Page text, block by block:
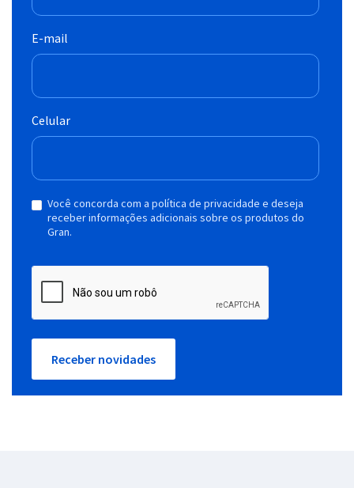
E-mail
Celular
Você concorda com a política de privacidade e deseja
receber informações adicionais sobre os produtos do
Gran.
Receber novidades